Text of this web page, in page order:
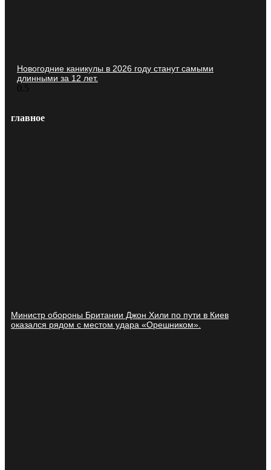
Новогодние каникулы в 2026 году станут самыми
длинными за 12 лет.
главное
Министр обороны Британии Джон Хили по пути в Киев
оказался рядом с местом удара «Орешником».